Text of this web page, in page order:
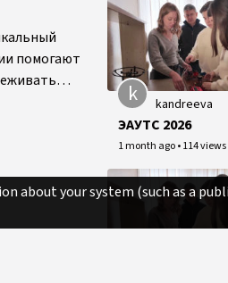
помогают
k kandreeva
ЭАУТС 2026
1 month ago•114 views
about your system (such as a